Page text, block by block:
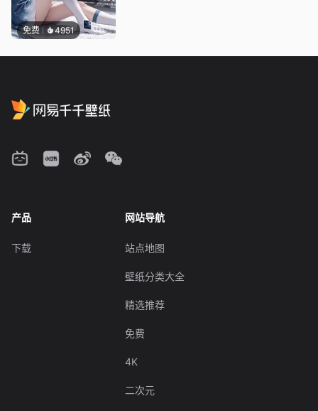
免费 4951
产品
下载
网站导航
站点地图
壁纸分类大全
精选推荐
免费
4K
二次元